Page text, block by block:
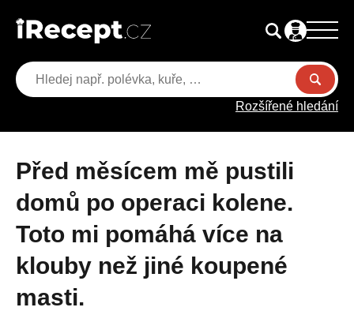
Rozšířené hledání
Před měsícem mě pustili
domů po operaci kolene.
Toto mi pomáhá více na
klouby než jiné koupené
masti.